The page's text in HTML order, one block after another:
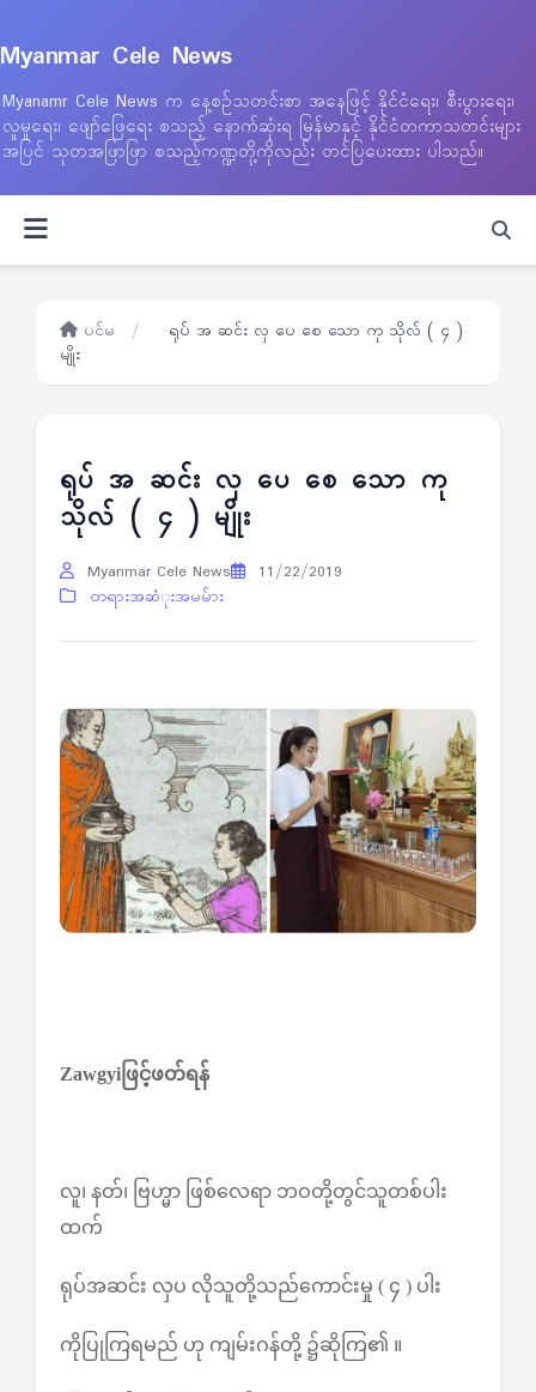
Myanmar Cele News
Myanamr Cele News က နေ့စဉ်သတင်းစာ အနေဖြင့် နိုင်ငံရေး၊ စီးပွားရေး၊
လူမှုရေး၊ ဖျော်ဖြေရေး စသည့် နောက်ဆုံးရ မြန်မာနှင့် နိုင်ငံတကာသတင်းများ
အပြင် သုတအဖြာဖြာ စသည့်ကဏ္ဍတို့ကိုလည်း တင်ပြပေးထား ပါသည်။
ပင်မ /
ရုပ် အ ဆင်း လှ ပေ စေ သော ကု သိုလ် ( ၄ )
မျိုး
ရုပ် အ ဆင်း လှ ပေ စေ သော ကု
သိုလ် ( ၄ ) မျိုး
Myanmar Cele News
11/22/2019
တရားအဆံုးအမမ်ား
Zawgyiဖြင့်ဖတ်ရန်
လူ၊ နတ်၊ ဗြဟ္မာ ဖြစ်လေရာ ဘဝတို့တွင်သူတစ်ပါး
ထက်
ရုပ်အဆင်း လှပ လိုသူတို့သည်ကောင်းမှု ( ၄ ) ပါး
ကိုပြုကြရမည် ဟု ကျမ်းဂန်တို့ ၌ဆိုကြ၏ ။